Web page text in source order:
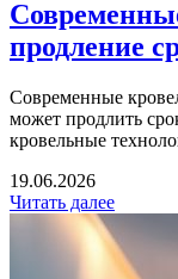
продление
Современные
может продлить
кровельные
19.06.2026
Читать далее